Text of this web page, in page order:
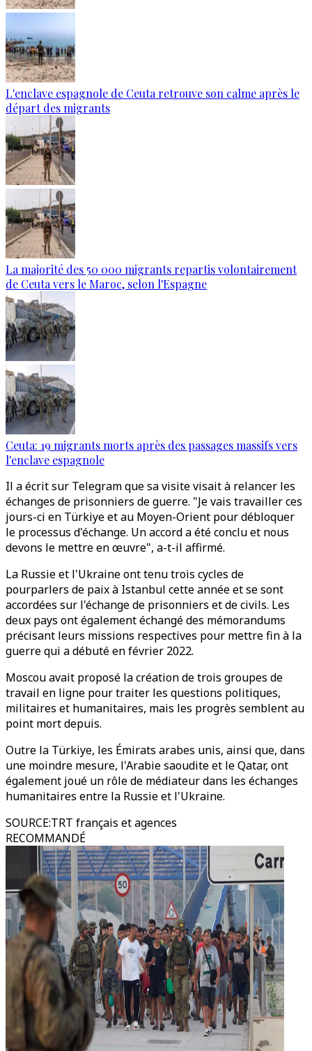
L'enclave espagnole de Ceuta retrouve son calme après le
départ des migrants
La majorité des 50 000 migrants repartis volontairement
de Ceuta vers le Maroc, selon l'Espagne
Ceuta: 19 migrants morts après des passages massifs vers
l'enclave espagnole
Il a écrit sur Telegram que sa visite visait à relancer les
échanges de prisonniers de guerre. "Je vais travailler ces
jours-ci en Türkiye et au Moyen-Orient pour débloquer
le processus d'échange. Un accord a été conclu et nous
devons le mettre en œuvre", a-t-il affirmé.
La Russie et l'Ukraine ont tenu trois cycles de
pourparlers de paix à Istanbul cette année et se sont
accordées sur l'échange de prisonniers et de civils. Les
deux pays ont également échangé des mémorandums
précisant leurs missions respectives pour mettre fin à la
guerre qui a débuté en février 2022.
Moscou avait proposé la création de trois groupes de
travail en ligne pour traiter les questions politiques,
militaires et humanitaires, mais les progrès semblent au
point mort depuis.
Outre la Türkiye, les Émirats arabes unis, ainsi que, dans
une moindre mesure, l'Arabie saoudite et le Qatar, ont
également joué un rôle de médiateur dans les échanges
humanitaires entre la Russie et l'Ukraine.
SOURCE:TRT français et agences
RECOMMANDÉ